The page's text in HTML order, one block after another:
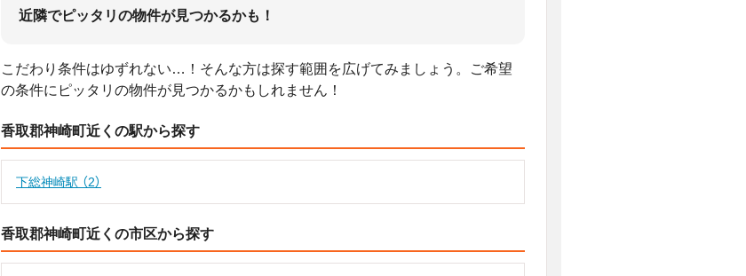
近隣でピッタリの物件が見つかるかも！
こだわり条件はゆずれない…！そんな方は探す範囲を広げてみましょう。ご希望
の条件にピッタリの物件が見つかるかもしれません！
香取郡神崎町近くの駅から探す
下総神崎駅 （2）
香取郡神崎町近くの市区から探す